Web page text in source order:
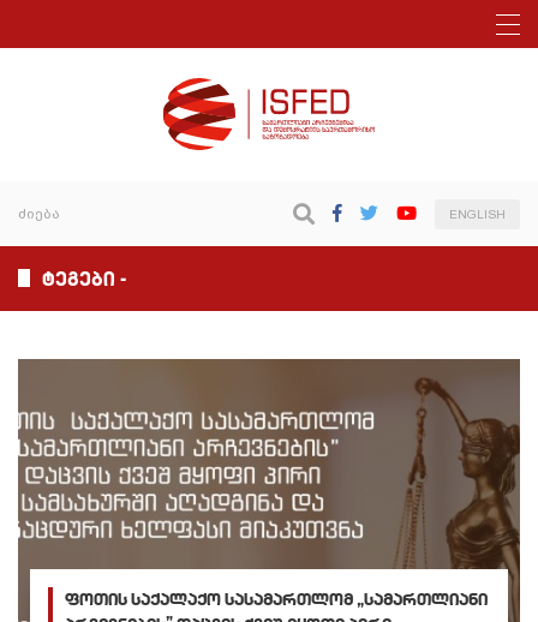
ENGLISH
ტეგები -
ფოთის საქალაქო სასამართლომ „სამართლიანი